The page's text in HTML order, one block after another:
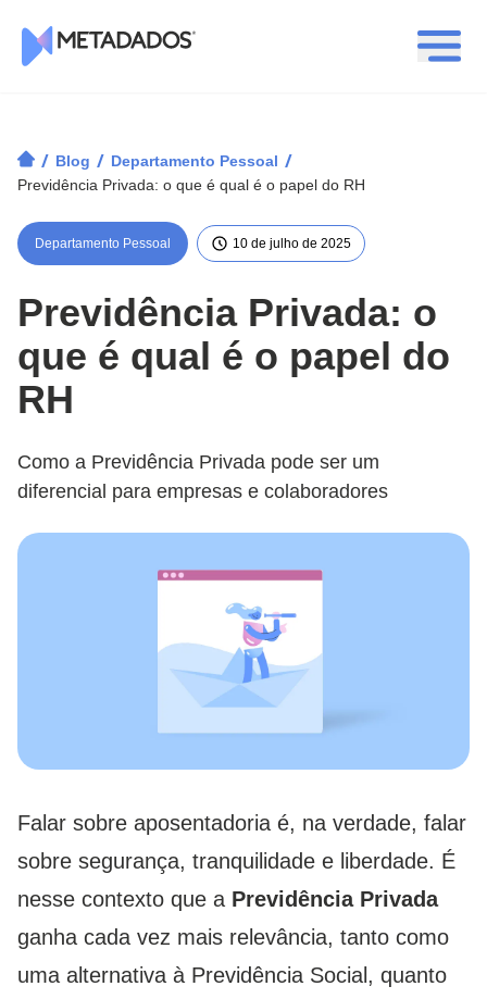
/ Blog / Departamento Pessoal /
Previdência Privada: o que é qual é o papel do RH
Departamento Pessoal 10 de julho de 2025
Previdência Privada: o
que é qual é o papel do
RH
Como a Previdência Privada pode ser um
diferencial para empresas e colaboradores
Falar sobre aposentadoria é, na verdade, falar
sobre segurança, tranquilidade e liberdade. É
nesse contexto que a Previdência Privada
ganha cada vez mais relevância, tanto como
uma alternativa à Previdência Social, quanto